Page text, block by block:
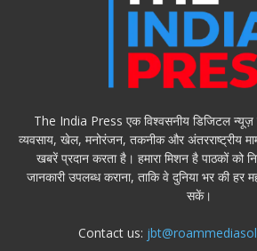
The India Press एक विश्वसनीय डिजिटल न्यूज़
व्यवसाय, खेल, मनोरंजन, तकनीक और अंतरराष्ट्रीय
खबरें प्रदान करता है। हमारा मिशन है पाठकों को
जानकारी उपलब्ध कराना, ताकि वे दुनिया भर की हर
सकें।
Contact us: